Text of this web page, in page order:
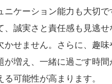
ケーション能力も大切
誠実さと責任感も見逃
せません。さらに、趣
増え、一緒に過ごす時
可能性が高まります。